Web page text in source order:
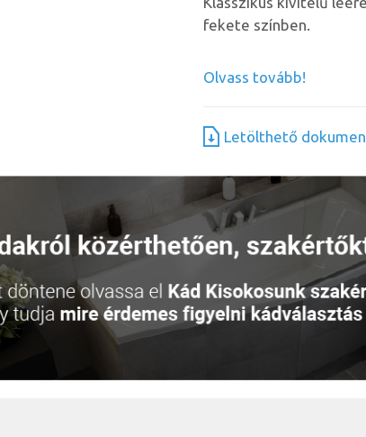
fekete színben.
Olvass tovább!
Letölthető